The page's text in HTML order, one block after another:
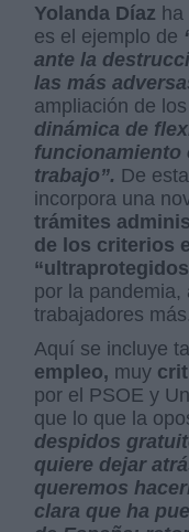
Yolanda Díaz ha
es el ejemplo de
ante la
las más
ampliación de
dinámica de
funcionamiento
trabajo”. De
incorpora una
trámites
de los criterios
por la pandemia,
trabajadores más.
Aquí se incluye
empleo, muy
por el PSOE y
que lo que la
despidos
quiere dejar
queremos
clara que ha